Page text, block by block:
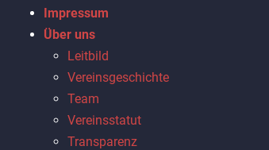
Impressum
Über uns
Leitbild
Vereinsgeschichte
Team
Vereinsstatut
Transparenz